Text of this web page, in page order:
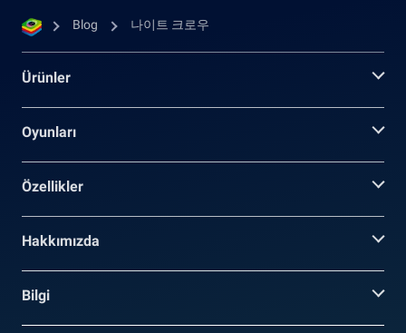
Blog 나이트 크로우
Ürünler
Oyunları
Özellikler
Hakkımızda
Bilgi